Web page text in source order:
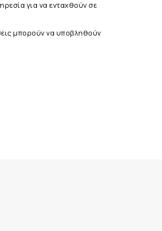
για να ενταχθούν σε
μπορούν να υποβληθούν